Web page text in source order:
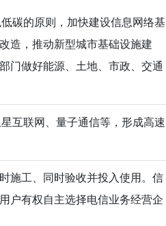
碳的原则，加快建设信息网络基
造，推动新型城市基础设施建
门做好能源、土地、市政、交通
互联网、量子通信等，形成高速
施工、同时验收并投入使用。信
户有权自主选择电信业务经营企